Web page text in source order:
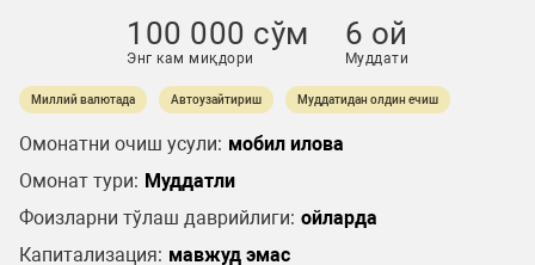
100 000 сўм
Энг кам миқдори
6 ой
Муддати
Миллий валютада Автоузайтириш Муддатидан олдин ечиш
Омонатни очиш усули: мобил илова
Омонат тури: Муддатли
Фоизларни тўлаш даврийлиги: ойларда
Капитализация: мавжуд эмас